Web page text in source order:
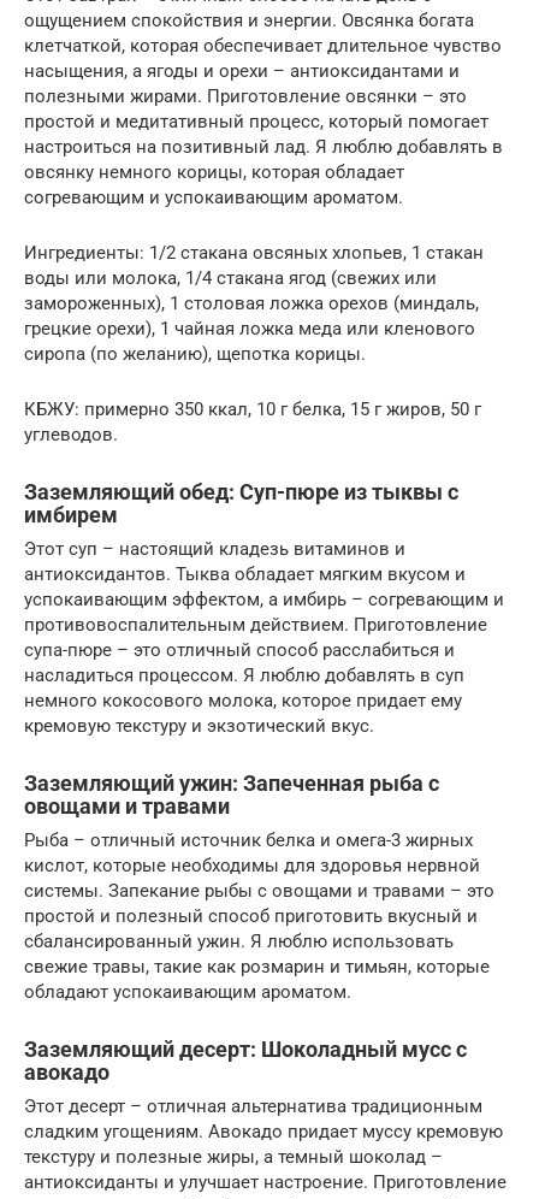
ощущением спокойствия и энергии. Овсянка богата
клетчаткой, которая обеспечивает длительное чувство
насыщения, а ягоды и орехи – антиоксидантами и
полезными жирами. Приготовление овсянки – это
простой и медитативный процесс, который помогает
настроиться на позитивный лад. Я люблю добавлять в
овсянку немного корицы, которая обладает
согревающим и успокаивающим ароматом.
Ингредиенты: 1/2 стакана овсяных хлопьев, 1 стакан
воды или молока, 1/4 стакана ягод (свежих или
замороженных), 1 столовая ложка орехов (миндаль,
грецкие орехи), 1 чайная ложка меда или кленового
сиропа (по желанию), щепотка корицы.
КБЖУ: примерно 350 ккал, 10 г белка, 15 г жиров, 50 г
углеводов.
Заземляющий обед: Суп-пюре из тыквы с
имбирем
Этот суп – настоящий кладезь витаминов и
антиоксидантов. Тыква обладает мягким вкусом и
успокаивающим эффектом, а имбирь – согревающим и
противовоспалительным действием. Приготовление
супа-пюре – это отличный способ расслабиться и
насладиться процессом. Я люблю добавлять в суп
немного кокосового молока, которое придает ему
кремовую текстуру и экзотический вкус.
Заземляющий ужин: Запеченная рыба с
овощами и травами
Рыба – отличный источник белка и омега-3 жирных
кислот, которые необходимы для здоровья нервной
системы. Запекание рыбы с овощами и травами – это
простой и полезный способ приготовить вкусный и
сбалансированный ужин. Я люблю использовать
свежие травы, такие как розмарин и тимьян, которые
обладают успокаивающим ароматом.
Заземляющий десерт: Шоколадный мусс с
авокадо
Этот десерт – отличная альтернатива традиционным
сладким угощениям. Авокадо придает муссу кремовую
текстуру и полезные жиры, а темный шоколад –
антиоксиданты и улучшает настроение. Приготовление